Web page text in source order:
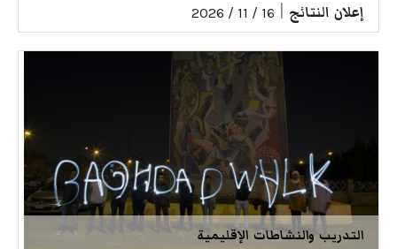
إعلان النتائج 16 / 11 / 2026
التدريب والنشاطات الإقليمية